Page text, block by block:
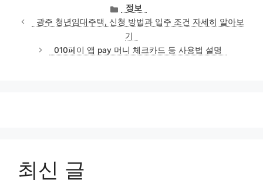
카
테
고
리
정보
광주 청년임대주택, 신청 방법과 입주 조건 자세히 알아보
기
010페이 앱 pay 머니 체크카드 등 사용법 설명
최신 글